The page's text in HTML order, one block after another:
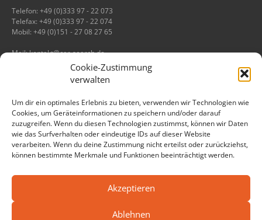
Cookie-Zustimmung
verwalten
Um dir ein optimales Erlebnis zu bieten, verwenden wir Technologien wie
Cookies, um Geräteinformationen zu speichern und/oder darauf
zuzugreifen. Wenn du diesen Technologien zustimmst, können wir Daten
wie das Surfverhalten oder eindeutige IDs auf dieser Website
verarbeiten. Wenn du deine Zustimmung nicht erteilst oder zurückziehst,
können bestimmte Merkmale und Funktionen beeinträchtigt werden.
Akzeptieren
Ablehnen
Telefon: +49 (0)333 97 - 22 073
Telefax: +49 (0)333 97 - 22 074
Mobil: +49 (0)151 - 27 08 27 65
Mail: kontakt@car-search.de
Informationen
Impressum
Datenschutz